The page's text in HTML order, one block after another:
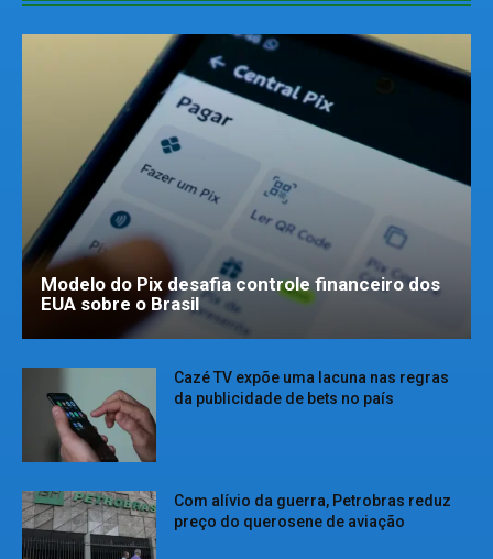
Modelo do Pix desafia controle financeiro dos
EUA sobre o Brasil
Cazé TV expõe uma lacuna nas regras
da publicidade de bets no país
Com alívio da guerra, Petrobras reduz
preço do querosene de aviação